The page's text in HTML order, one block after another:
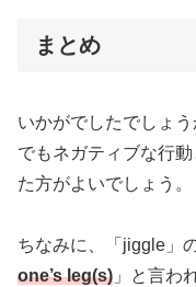
まとめ
いかがでしたでしょ
でもネガティブな行
た方がよいでしょう。
ちなみに、「jiggle」
one’s leg(s) 」と言わ